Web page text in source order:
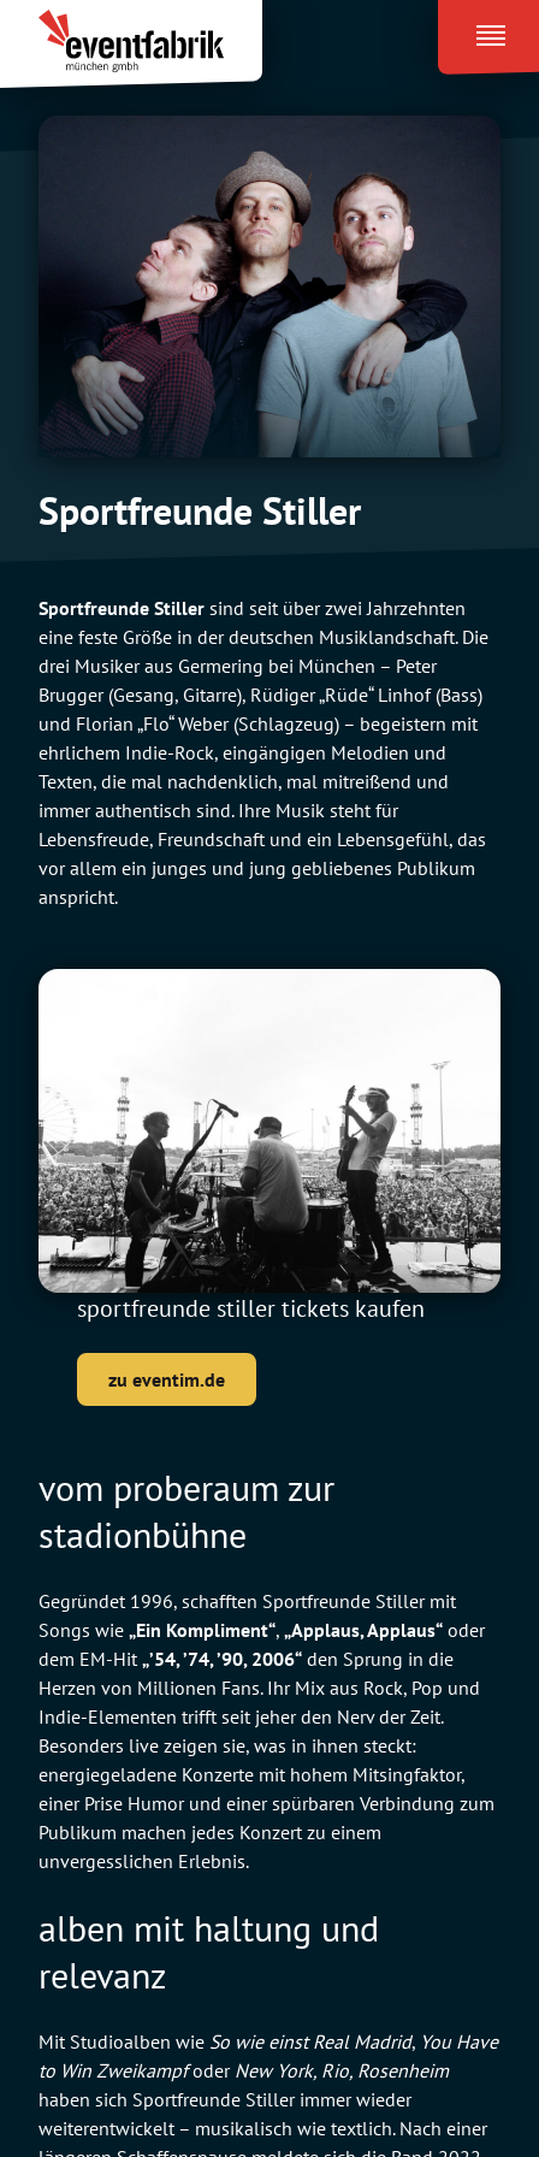
Inhalt
springen
Eventfabrik
München
Sportfreunde Stiller
Sportfreunde Stiller sind seit über zwei Jahrzehnten
eine feste Größe in der deutschen Musiklandschaft. Die
drei Musiker aus Germering bei München – Peter
Brugger (Gesang, Gitarre), Rüdiger „Rüde“ Linhof (Bass)
und Florian „Flo“ Weber (Schlagzeug) – begeistern mit
ehrlichem Indie-Rock, eingängigen Melodien und
Texten, die mal nachdenklich, mal mitreißend und
immer authentisch sind. Ihre Musik steht für
Lebensfreude, Freundschaft und ein Lebensgefühl, das
vor allem ein junges und jung gebliebenes Publikum
anspricht.
sportfreunde stiller tickets kaufen
zu eventim.de
vom proberaum zur
stadionbühne
Gegründet 1996, schafften Sportfreunde Stiller mit
Songs wie „Ein Kompliment“, „Applaus, Applaus“ oder
dem EM-Hit „’54, ’74, ’90, 2006“ den Sprung in die
Herzen von Millionen Fans. Ihr Mix aus Rock, Pop und
Indie-Elementen trifft seit jeher den Nerv der Zeit.
Besonders live zeigen sie, was in ihnen steckt:
energiegeladene Konzerte mit hohem Mitsingfaktor,
einer Prise Humor und einer spürbaren Verbindung zum
Publikum machen jedes Konzert zu einem
unvergesslichen Erlebnis.
alben mit haltung und
relevanz
Mit Studioalben wie So wie einst Real Madrid, You Have
to Win Zweikampfoder New York, Rio, Rosenheim
haben sich Sportfreunde Stiller immer wieder
weiterentwickelt – musikalisch wie textlich. Nach einer